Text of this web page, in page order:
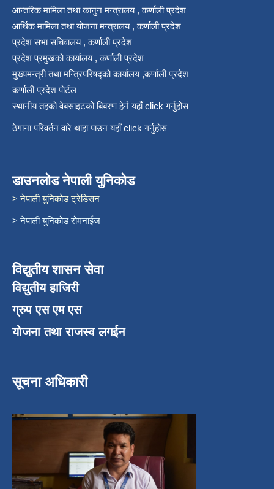
आन्तरिक मामिला तथा कानुन मन्त्रालय , कर्णाली प्रदेश
आर्थिक मामिला तथा योजना मन्त्रालय , कर्णाली प्रदेश
प्रदेश सभा सचिवालय , कर्णाली प्रदेश
प्रदेश प्रमुखको कार्यालय , कर्णाली प्रदेश
मुख्यमन्त्री तथा मन्त्रिपरिषद्को कार्यालय ,कर्णाली प्रदेश
कर्णाली प्रदेश पोर्टल
स्थानीय तहको वेबसाइटको बिबरण हेर्न यहाँ click गर्नुहोस
ठेगाना परिवर्तन वारे थाहा पाउन यहाँ click गर्नुहोस
डाउनलोड नेपाली युनिकोड
> नेपाली युनिकोड ट्रेडिसन
> नेपाली युनिकोड रोमनाईज
विद्युतीय शासन सेवा
विद्युतीय हाजिरी
ग्रुप एस एम एस
योजना तथा राजस्व लगईन
सूचना अधिकारी